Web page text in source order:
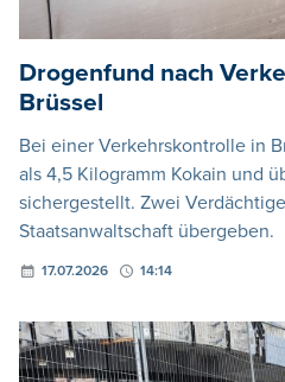
Drogenfund nach
Brüssel
Bei einer Verkehrskontrolle in
als 4,5 Kilogramm Kokain und
sichergestellt. Zwei
Staatsanwaltschaft übergeben.
17.07.2026 14:14